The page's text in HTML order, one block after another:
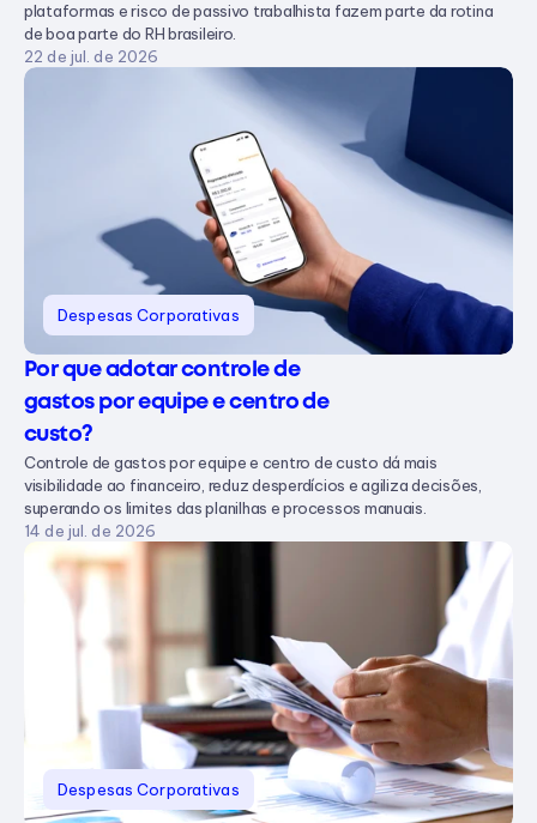
plataformas e risco de passivo trabalhista fazem parte da rotina
de boa parte do RH brasileiro.
22 de jul. de 2026
Despesas Corporativas
Por que adotar controle de
gastos por equipe e centro de
custo?
Controle de gastos por equipe e centro de custo dá mais
visibilidade ao financeiro, reduz desperdícios e agiliza decisões,
superando os limites das planilhas e processos manuais.
14 de jul. de 2026
Despesas Corporativas